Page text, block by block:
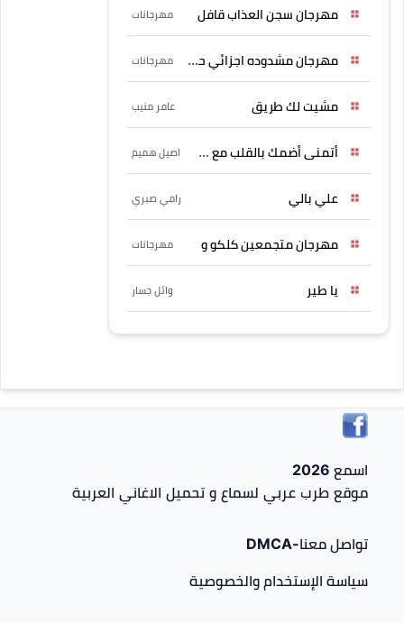
مهرجان سجن العذاب قافل مهرجانات
مهرجان مشدوده اجزائي حربونى مهرجانات
مشيت لك طريق عامر منيب
أتمنى أضمك بالقلب مع حسين اصيل هميم
علي بالي رامي صبري
مهرجان متجمعين كلكو و مهرجانات
يا طير وائل جسار
اسمع 2026
موقع طرب عربي لسماع و تحميل الاغاني العربية
تواصل معنا-DMCA
سياسة الإستخدام والخصوصية